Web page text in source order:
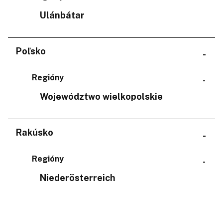
Ulánbátar
Poľsko
Regióny
Województwo wielkopolskie
Rakúsko
Regióny
Niederösterreich